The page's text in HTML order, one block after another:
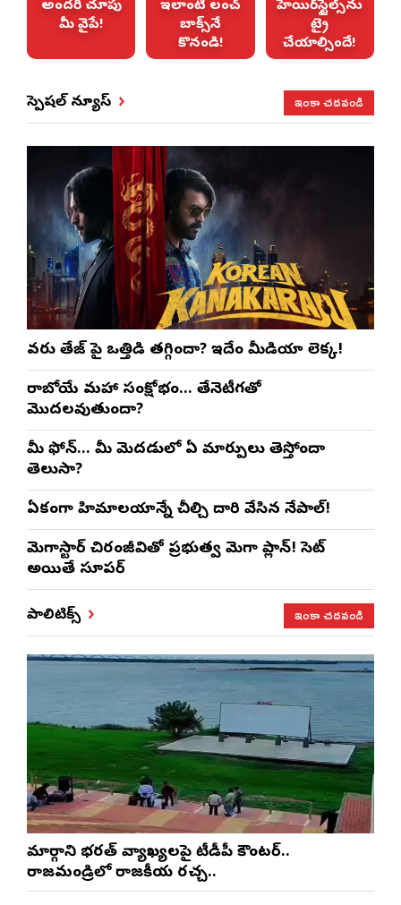
అందరి చూపు
మీ వైపే!
ఇలాంటి లంచ్
బాక్స్‌నే
కొనండి!
హెయిర్‌స్టైల్స్‌ను
ట్రై
చేయాల్సిందే!
స్పెషల్ న్యూస్ ఇంకా చదవండి
వరుణ్ తేజ్‌ పై ఒత్తిడి తగ్గిందా? ఇదేం మీడియా లెక్క!
రాబోయే మహా సంక్షోభం… తేనెటీగతో
మొదలవుతుందా?
మీ ఫోన్… మీ మెదడులో ఏ మార్పులు తెస్తోందా
తెలుసా?
ఏకంగా హిమాలయాన్నే చీల్చి దారి వేసిన నేపాల్!
మెగాస్టార్ చిరంజీవితో ప్రభుత్వ మెగా ప్లాన్! సెట్
అయితే సూపర్
పాలిటిక్స్ ఇంకా చదవండి
మార్గాని భరత్ వ్యాఖ్యలపై టీడీపీ కౌంటర్..
రాజమండ్రిలో రాజకీయ రచ్చ..